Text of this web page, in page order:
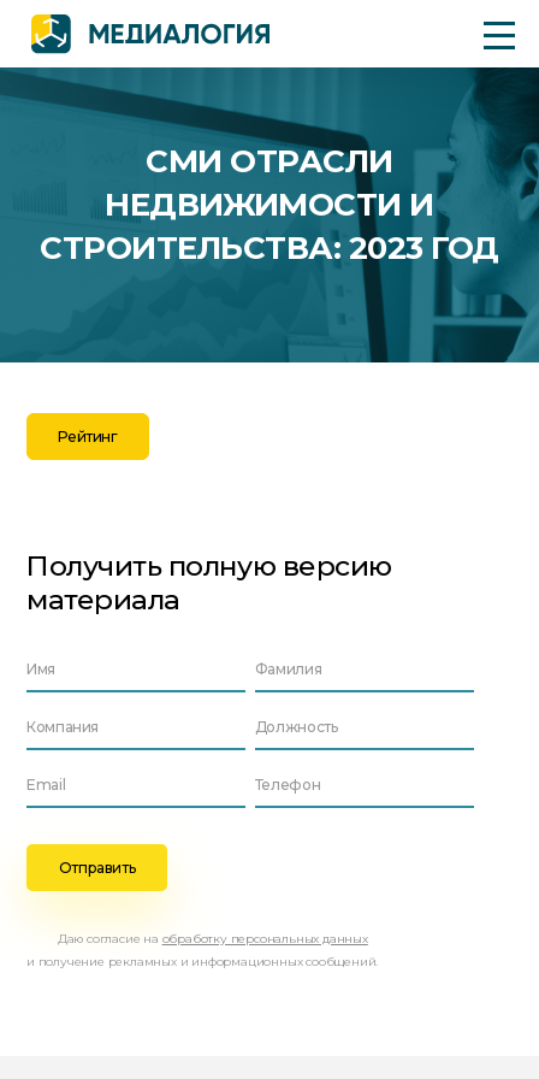
СМИ ОТРАСЛИ
НЕДВИЖИМОСТИ И
СТРОИТЕЛЬСТВА: 2023 ГОД
Рейтинг
Получить полную версию
материала
Даю согласие на обработку персональных данных
и получение рекламных и информационных сообщений.